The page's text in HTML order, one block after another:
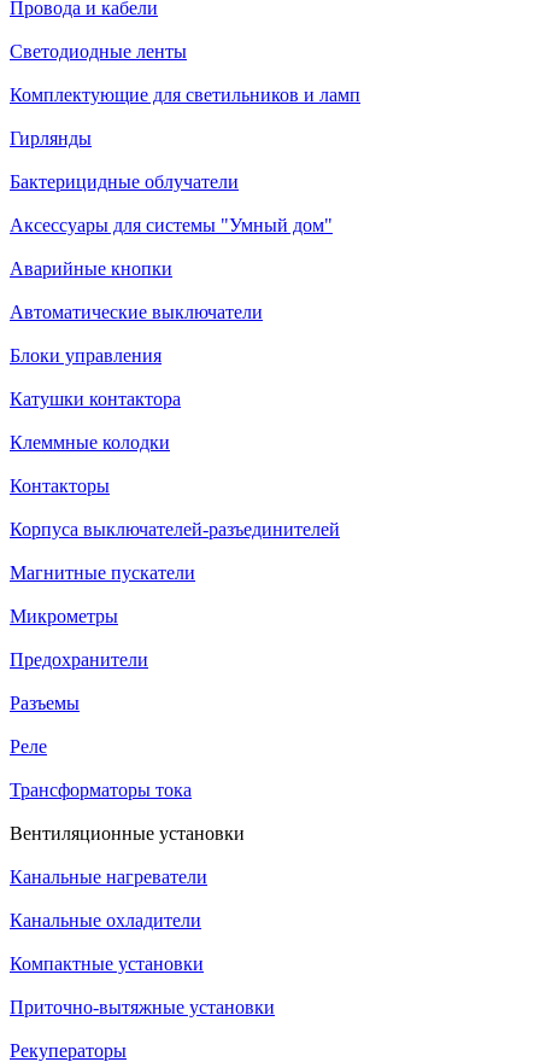
Провода и кабели
Светодиодные ленты
Комплектующие для светильников и ламп
Гирлянды
Бактерицидные облучатели
Аксессуары для системы "Умный дом"
Аварийные кнопки
Автоматические выключатели
Блоки управления
Катушки контактора
Клеммные колодки
Контакторы
Корпуса выключателей-разъединителей
Магнитные пускатели
Микрометры
Предохранители
Разъемы
Реле
Трансформаторы тока
Вентиляционные установки
Канальные нагреватели
Канальные охладители
Компактные установки
Приточно-вытяжные установки
Рекуператоры